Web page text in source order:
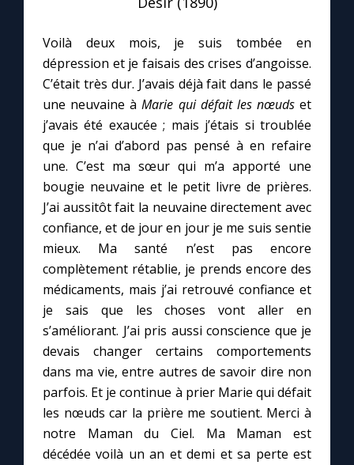
Questions-réponses
Prier au quotidien
Avec Thérèse de Lisieux
L'Évangile chaque jour
Les premiers samedis du mois
Marie qui défait les nœuds
Me consacrer à Jésus par Marie
Mes intentions de prière
Une Minute avec Marie
Voilà deux mois, je suis tombée en
dépression et je faisais des crises d’angoisse.
C’était très dur. J’avais déjà fait dans le passé
une neuvaine àMarie qui défait les nœudset
j’avais été exaucée ; mais j’étais si troublée
que je n’ai d’abord pas pensé à en refaire
une. C’est ma sœur qui m’a apporté une
bougie neuvaine et le petit livre de prières.
J’ai aussitôt fait la neuvaine directement avec
confiance, et de jour en jour je me suis sentie
mieux. Ma santé n’est pas encore
complètement rétablie, je prends encore des
médicaments, mais j’ai retrouvé confiance et
je sais que les choses vont aller en
s’améliorant. J’ai pris aussi conscience que je
devais changer certains comportements
dans ma vie, entre autres de savoir dire non
parfois. Et je continue à prier Marie qui défait
les nœuds car la prière me soutient. Merci à
notre Maman du Ciel. Ma Maman est
décédée voilà un an et demi et sa perte est